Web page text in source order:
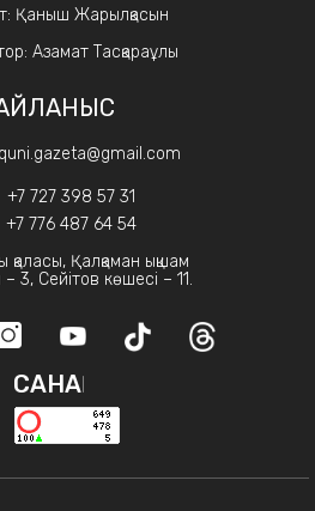
Қаныш Жарылқасын
Азамат Тасқараұлы
+7 727 398 57 31
+7 776 487 64 54
қаласы, Қалқаман ықшам
3, Сейітов көшесі – 11.
САНАҚ